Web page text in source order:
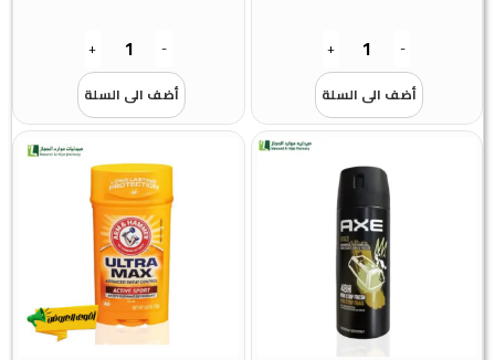
-
+
أضف الى السلة
-
+
أضف الى السلة